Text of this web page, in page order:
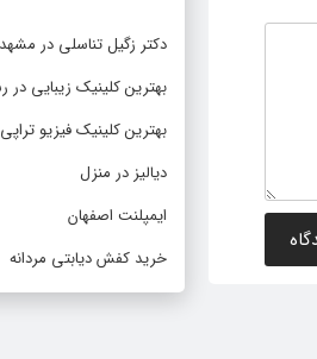
دکتر زگیل تناسلی در مشهد
بهترین کلینیک زیبایی
بهترین کلینیک فیزیو
دیالیز در منزل
ایمپلنت اصفهان
خرید کفش دیابتی مردانه